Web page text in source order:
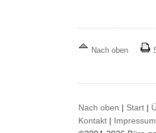
Nach oben
Nach oben | Start |
Kontakt | Impressum